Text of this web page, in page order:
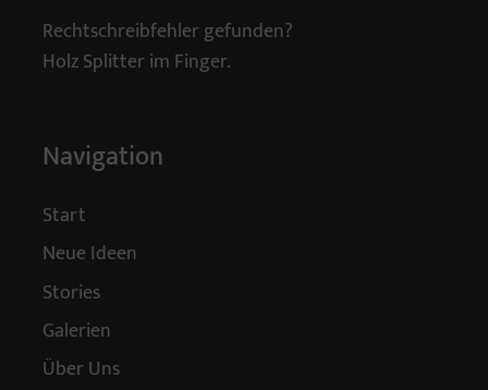
Rechtschreibfehler gefunden?
Holz Splitter im Finger.
Navigation
Start
Neue Ideen
Stories
Galerien
Über Uns